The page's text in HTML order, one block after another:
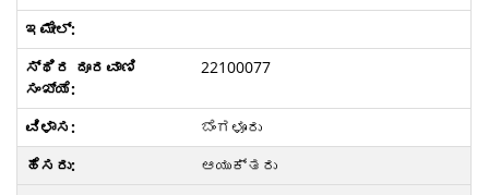
22100077
ಬೆಂಗಳೂರು
ಆಯುಕ್ತರು